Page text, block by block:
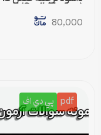
(Sunil Chopra) | حمل و نقل در زنجیره تامین
80,000
pdf پي دي اف